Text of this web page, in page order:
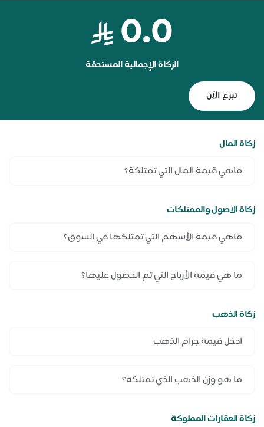
0.0
الزكاة الإجمالية المستحقة
تبرع الآن
زكاة المال
زكاة الأصول والممتلكات
زكاة الذهب
زكاة العقارات المملوكة